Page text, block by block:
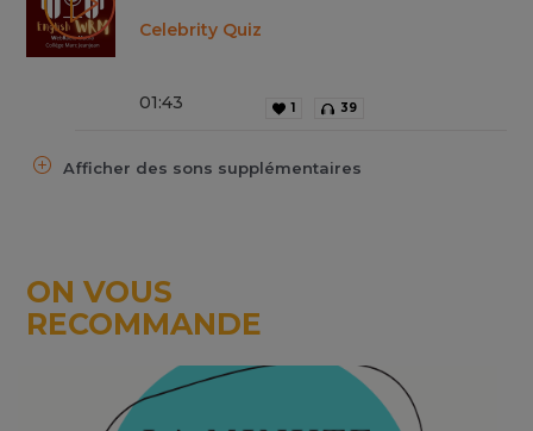
Celebrity Quiz
01:43 1 39
Afficher des sons supplémentaires
ON VOUS
RECOMMANDE